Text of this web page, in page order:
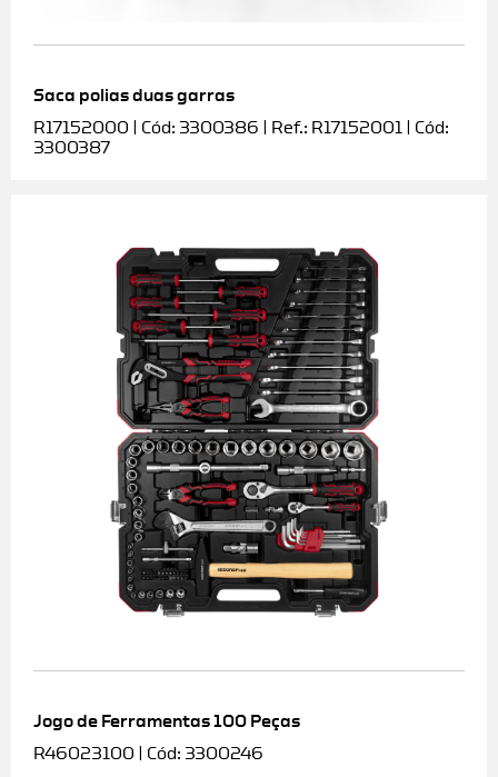
Saca polias duas garras
R17152000 | Cód: 3300386 | Ref.: R17152001 | Cód:
3300387
Jogo de Ferramentas 100 Peças
R46023100 | Cód: 3300246